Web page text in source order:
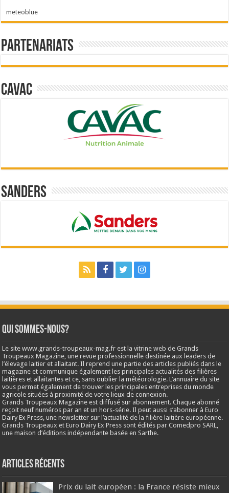
meteoblue
Partenariats
Cavac
Sanders
Qui sommes-nous?
Le site www.grands-troupeaux-mag.fr est la vitrine web de Grands
Troupeaux Magazine, une revue professionnelle destinée aux leaders de
l’élevage laitier et allaitant. Il reprend une partie des articles publiés dans le
magazine et communique également les principales actualités des filières
laitières et allaitantes et ce, sans oublier la météorologie. L’annuaire du site
vous permet également de trouver les principales entreprises du monde
agricole situées à proximité de votre lieux de connexion.
Grands Troupeaux Magazine est diffusé sur abonnement. Chaque abonné
reçoit neuf numéros par an et un hors-série. Il peut aussi s’abonner à Euro
Dairy Ex Press, une newsletter sur l’actualité de la filière laitière européenne.
Grands Troupeaux et Euro Dairy Ex Press sont édités par Comedpro SARL,
une maison d’éditions indépendante basée en Sarthe.
Articles récents
Prix du lait européen : la France résiste mieux